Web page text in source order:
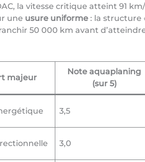
la vitesse critique atteint 91
une usure uniforme: la structure
50 000 km avant
majeur
Note aquaplaning
(sur 5)
3,5
3,0